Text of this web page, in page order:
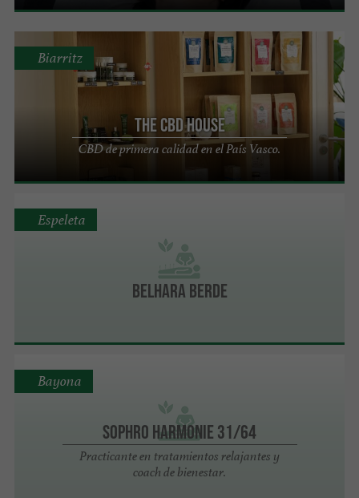
The CBD House
CBD de primera calidad en el País Vasco.
Biarritz
Belhara Berde
Espeleta
Sophro Harmonie 31/64
Practicante en tratamientos relajantes y
coach de bienestar.
Bayona